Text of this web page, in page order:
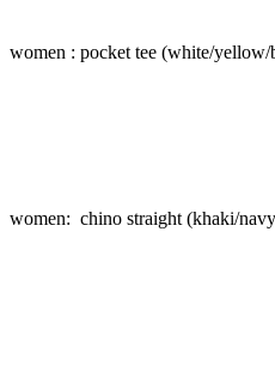
women : pocket tee (white/
women: chino straight (khaki/